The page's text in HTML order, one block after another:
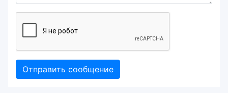
Отправить сообщение